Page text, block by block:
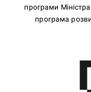
програми
програма